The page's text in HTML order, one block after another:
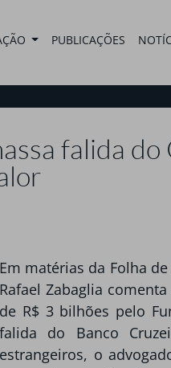
PUBLICAÇÕES
falida
Em matérias da Folha
Rafael Zabaglia
de R$ 3 bilhões pelo
falida do Banco
estrangeiros, o